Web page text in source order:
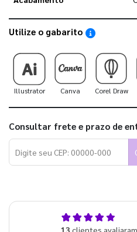
Utilize o gabarito Saiba como
Illustrator Canva Corel Draw
Consultar frete e prazo de
13 clientes